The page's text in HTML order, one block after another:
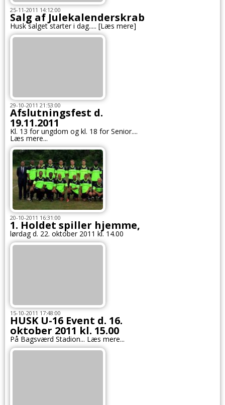
25-11-2011 14:12:00
Salg af Julekalenderskrab
Husk salget starter i dag..... [Læs mere]
29-10-2011 21:53:00
Afslutningsfest d.
19.11.2011
Kl. 13 for ungdom og kl. 18 for Senior....
Læs mere...
20-10-2011 16:31:00
1. Holdet spiller hjemme,
lørdag d. 22. oktober 2011 kl. 14.00
15-10-2011 17:48:00
HUSK U-16 Event d. 16.
oktober 2011 kl. 15.00
På Bagsværd Stadion... Læs mere...